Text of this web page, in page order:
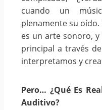
cuando un
plenamente su oído.
es un arte sonoro,
principal a través
interpretamos y
Pero… ¿Qué Es
Auditivo?